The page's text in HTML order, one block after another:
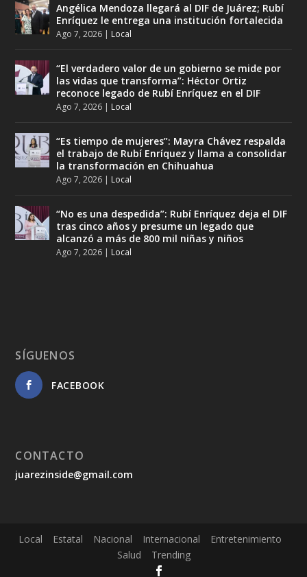
Angélica Mendoza llegará al DIF de Juárez; Rubí
Enríquez le entrega una institución fortalecida
Ago 7, 2026 | Local
“El verdadero valor de un gobierno se mide por
las vidas que transforma”: Héctor Ortiz
reconoce legado de Rubí Enríquez en el DIF
Ago 7, 2026 | Local
“Es tiempo de mujeres”: Mayra Chávez respalda
el trabajo de Rubí Enríquez y llama a consolidar
la transformación en Chihuahua
Ago 7, 2026 | Local
“No es una despedida”: Rubí Enríquez deja el DIF
tras cinco años y presume un legado que
alcanzó a más de 800 mil niñas y niños
Ago 7, 2026 | Local
SÍGUENOS
FACEBOOK
CONTACTO
juarezinside@gmail.com
Local Estatal Nacional Internacional
Entretenimiento
Salud
Trending